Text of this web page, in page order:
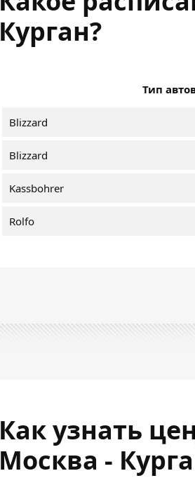
Курган?
Тип
Blizzard
Blizzard
Kassbohrer
Rolfo
Как узнать
Москва -